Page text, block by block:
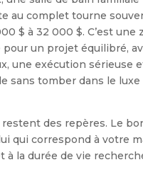
au complet tourne
$ à 32 000 $. C’est une
un projet équilibré,
une exécution sérieuse
sans tomber dans le luxe
des repères. Le
qui correspond à votre
à la durée de vie